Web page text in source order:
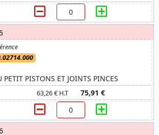
PETIT PISTONS ET JOINTS PINCES
63,26 € H.T 75,91 €